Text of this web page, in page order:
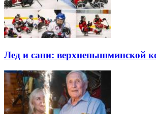
Лед и сани: верхнепышминской